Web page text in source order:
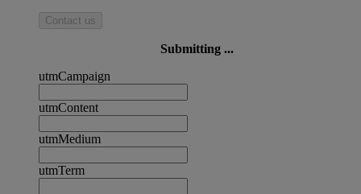
Contact us
Submitting ...
utmCampaign
utmContent
utmMedium
utmTerm